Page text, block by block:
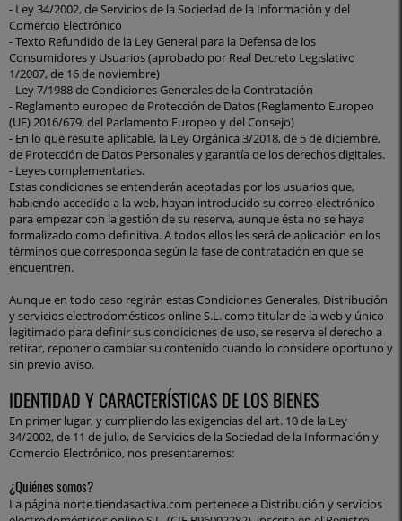
- Ley 34/2002, de Servicios de la Sociedad de la Información y del
Comercio Electrónico
- Texto Refundido de la Ley General para la Defensa de los
Consumidores y Usuarios (aprobado por Real Decreto Legislativo
1/2007, de 16 de noviembre)
- Ley 7/1988 de Condiciones Generales de la Contratación
- Reglamento europeo de Protección de Datos (Reglamento Europeo
(UE) 2016/679, del Parlamento Europeo y del Consejo)
- En lo que resulte aplicable, la Ley Orgánica 3/2018, de 5 de diciembre,
de Protección de Datos Personales y garantía de los derechos digitales.
- Leyes complementarias.
Estas condiciones se entenderán aceptadas por los usuarios que,
habiendo accedido a la web, hayan introducido su correo electrónico
para empezar con la gestión de su reserva, aunque ésta no se haya
formalizado como definitiva. A todos ellos les será de aplicación en los
términos que corresponda según la fase de contratación en que se
encuentren.
Aunque en todo caso regirán estas Condiciones Generales, Distribución
y servicios electrodomésticos online S.L. como titular de la web y único
legitimado para definir sus condiciones de uso, se reserva el derecho a
retirar, reponer o cambiar su contenido cuando lo considere oportuno y
sin previo aviso.
IDENTIDAD Y CARACTERÍSTICAS DE LOS BIENES
En primer lugar, y cumpliendo las exigencias del art. 10 de la Ley
34/2002, de 11 de julio, de Servicios de la Sociedad de la Información y
Comercio Electrónico, nos presentaremos:
¿Quiénes somos?
La página norte.tiendasactiva.com pertenece a Distribución y servicios